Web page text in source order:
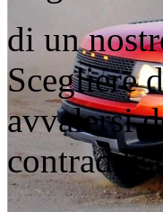
di un
Scegliere
avvalersi